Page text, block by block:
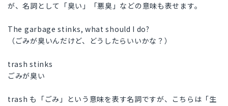
が、名詞として「臭い」「悪臭」などの意味も表せます。
The garbage stinks, what should I do?
（ごみが臭いんだけど、どうしたらいいかな？）
trash stinks
ごみが臭い
trash も「ごみ」という意味を表す名詞ですが、こちらは「生